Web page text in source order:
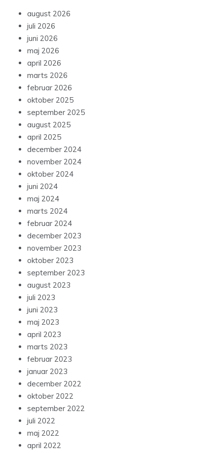
august 2026
juli 2026
juni 2026
maj 2026
april 2026
marts 2026
februar 2026
oktober 2025
september 2025
august 2025
april 2025
december 2024
november 2024
oktober 2024
juni 2024
maj 2024
marts 2024
februar 2024
december 2023
november 2023
oktober 2023
september 2023
august 2023
juli 2023
juni 2023
maj 2023
april 2023
marts 2023
februar 2023
januar 2023
december 2022
oktober 2022
september 2022
juli 2022
maj 2022
april 2022